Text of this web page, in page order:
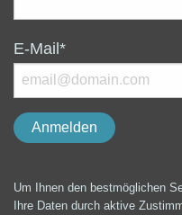
E-Mail*
Um Ihnen den bestmöglichen
Ihre Daten durch aktive